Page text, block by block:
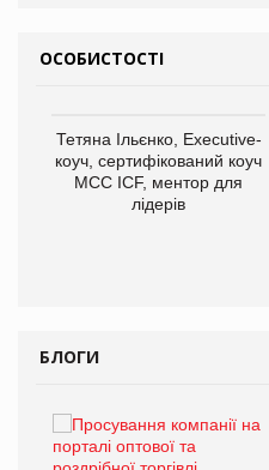
ОСОБИСТОСТІ
Тетяна Ільєнко, Executive-
коуч, сертифікований коуч
МСС ICF, ментор для
лідерів
БЛОГИ